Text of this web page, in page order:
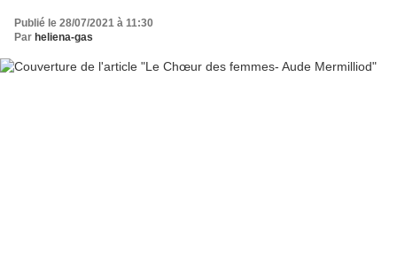
Publié le 28/07/2021 à 11:30
Par heliena-gas